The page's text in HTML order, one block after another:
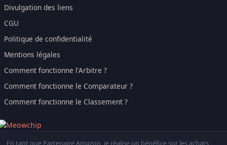
Divulgation des liens
CGU
Politique de confidentialité
Mentions légales
Comment fonctionne l'Arbitre ?
Comment fonctionne le Comparateur ?
Comment fonctionne le Classement ?
En tant que Partenaire Amazon, je réalise un bénéfice sur les achats